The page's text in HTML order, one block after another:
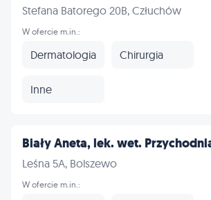
Stefana Batorego 20B, Człuchów
W ofercie m.in.:
Dermatologia Chirurgia
Inne
Biały Aneta, lek. wet.
Leśna 5A, Bolszewo
W ofercie m.in.: